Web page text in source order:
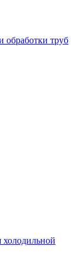
обработки труб